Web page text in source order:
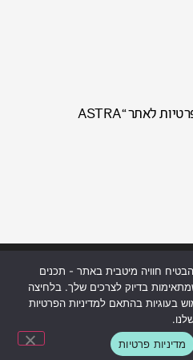
תקנון, תנאי שימוש ומדיניות פרטיות לאתר “ASTRA
רוזנברג-הגן בע"מ © 2026
/ תיאום ייעוץ
חוויה מיטבית באתר - תכנים
בדיוק לצרכים שלך. בלחיצה
בעוגיות בהתאם למדיניות הפרטיות
מדיניות פרטיות